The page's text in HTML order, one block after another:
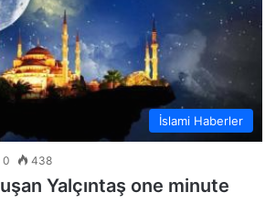
İslami Haberler
0 438
Yalçıntaş one minute